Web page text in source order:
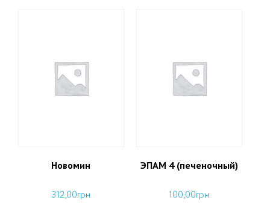
Новомин
312,00грн
ЭПАМ 4 (печеночный)
100,00грн